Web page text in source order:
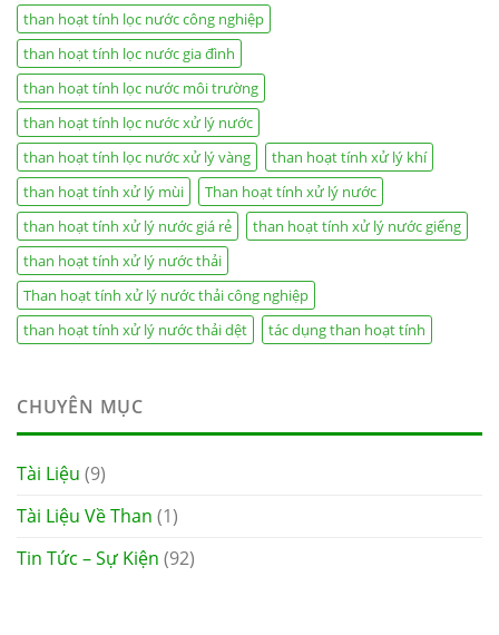
than hoạt tính lọc nước công nghiệp
than hoạt tính lọc nước gia đình
than hoạt tính lọc nước môi trường
than hoạt tính lọc nước xử lý nước
than hoạt tính lọc nước xử lý vàng
than hoạt tính xử lý khí
than hoạt tính xử lý mùi
Than hoạt tính xử lý nước
than hoạt tính xử lý nước giá rẻ
than hoạt tính xử lý nước giếng
than hoạt tính xử lý nước thải
Than hoạt tính xử lý nước thải công nghiệp
than hoạt tính xử lý nước thải dệt
tác dụng than hoạt tính
CHUYÊN MỤC
Tài Liệu (9)
Tài Liệu Về Than (1)
Tin Tức – Sự Kiện (92)